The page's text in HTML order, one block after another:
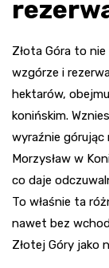
Złota Góra to
wzgórze i
hektarów,
konińskim.
wyraźnie górując
Morzysław w
co daje
To właśnie ta
nawet bez
Złotej Góry jako